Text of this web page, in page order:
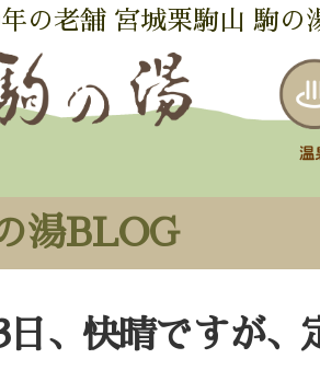
の老舗 宮城栗駒山 駒の
湯BLOG
日、快晴ですが、